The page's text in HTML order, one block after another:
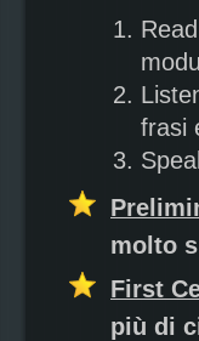
frasi
molto
First
più di